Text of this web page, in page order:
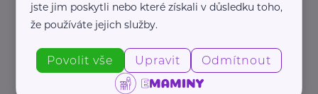
jste jim poskytli nebo které získali v důsledku toho,
že používáte jejich služby.
Povolit vše Upravit Odmítnout